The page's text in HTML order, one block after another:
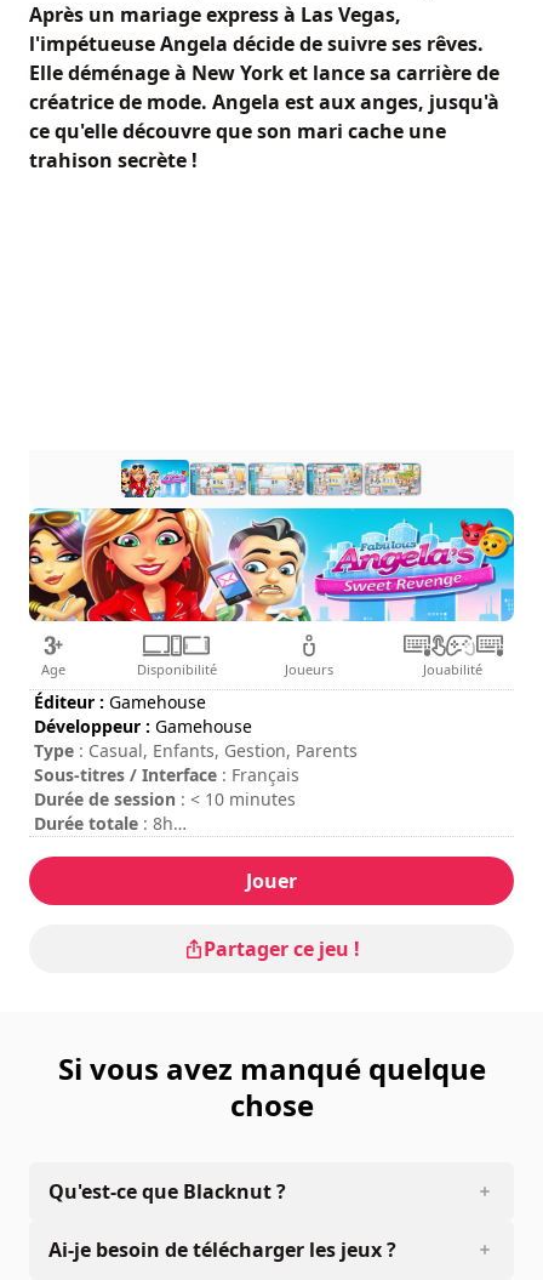
Après un mariage express à Las Vegas,
l'impétueuse Angela décide de suivre ses rêves.
Elle déménage à New York et lance sa carrière de
créatrice de mode. Angela est aux anges, jusqu'à
ce qu'elle découvre que son mari cache une
trahison secrète !
Age Disponibilité Joueurs Jouabilité
Éditeur : Gamehouse
Développeur : Gamehouse
Type : Casual, Enfants, Gestion, Parents
Sous-titres / Interface : Français
Durée de session : < 10 minutes
Durée totale : 8h
Jouer
Partager ce jeu !
Si vous avez manqué quelque
chose
Qu'est-ce que Blacknut ?
Ai-je besoin de télécharger les jeux ?